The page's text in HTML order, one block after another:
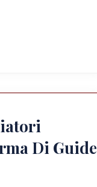
Di Guide